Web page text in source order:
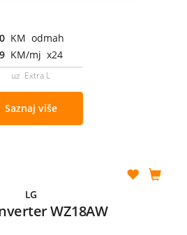
KM odmah
KM/mj x24
uz Extra L
Saznaj više
LG
WZ18AW